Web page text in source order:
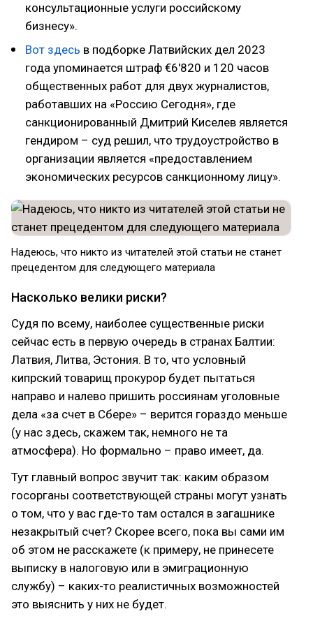
консультационные услуги российскому
бизнесу».
Вот здесь в подборке Латвийских дел 2023
года упоминается штраф €6'820 и 120 часов
общественных работ для двух журналистов,
работавших на «Россию Сегодня», где
санкционированный Дмитрий Киселев является
гендиром – суд решил, что трудоустройство в
организации является «предоставлением
экономических ресурсов санкционному лицу».
Надеюсь, что никто из читателей этой статьи не станет
прецедентом для следующего материала
Насколько велики риски?
Судя по всему, наиболее существенные риски
сейчас есть в первую очередь в странах Балтии:
Латвия, Литва, Эстония. В то, что условный
кипрский товарищ прокурор будет пытаться
направо и налево пришить россиянам уголовные
дела «за счет в Сбере» – верится гораздо меньше
(у нас здесь, скажем так, немного не та
атмосфера). Но формально – право имеет, да.
Тут главный вопрос звучит так: каким образом
госорганы соответствующей страны могут узнать
о том, что у вас где-то там остался в загашнике
незакрытый счет? Скорее всего, пока вы сами им
об этом не расскажете (к примеру, не принесете
выписку в налоговую или в эмиграционную
службу) – каких-то реалистичных возможностей
это выяснить у них не будет.